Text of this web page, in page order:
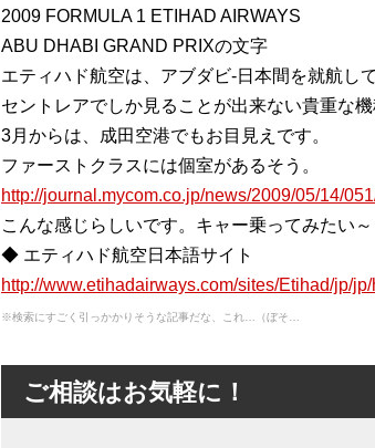
2009 FORMULA 1 ETIHAD AIRWAYS
ABU DHABI GRAND PRIXの文字
エティハド航空は、アブダビ-日本間を就航し
セントレアでしか見ることが出来ない貴重な機
3月からは、成田空港でもお目見えです。
ファーストクラスには個室があるそう。
http://journal.mycom.co.jp/news/2009/05/14/
こんな感じらしいです。キャー乗ってみたい～
◆ エティハド航空日本語サイト
http://www.etihadairways.com/sites/Etihad/jp/
※検索にすごく引っかかりそうな記事だな、これ…（ぼそ…
ご相談はお気軽に！